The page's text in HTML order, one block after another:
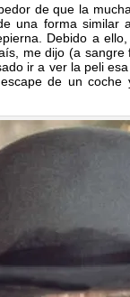
de que la
una forma similar
Debido a
me dijo (a
ir a ver la peli
de un